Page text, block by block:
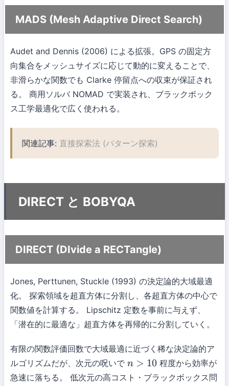
MADS (Mesh Adaptive Direct Search)
Audet and Dennis (2006) による拡張。GPS の固定方
向集合をメッシュサイズに応じて動的に変えることで、
非滑らかな関数でも Clarke 停留点への収束が保証され
る。 商用ソルバ NOMAD で実装され、ブラックボック
ス工学最適化で広く使われる。
関連記事: 直接探索法 (パターン探索)
DIRECT と BOBYQA
DIRECT (DIvide a RECTangle)
Jones, Perttunen, Stuckle (1993) の決定論的大域最適
化。 探索領域を超直方体に分割し、各超直方体の中心で
関数値を計算する。 Lipschitz 定数を事前に与えず、
「潜在的に最適な」超直方体を再帰的に分割していく。
有限の関数評価回数で大域最適に近づく稀な決定論的ア
ルゴリズムだが、次元の呪いで n>10
程度から効率が
急速に落ちる。 低次元の高コスト・ブラックボックス問